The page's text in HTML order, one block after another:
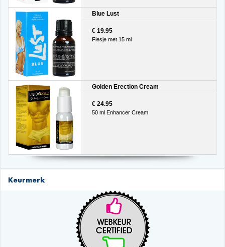
Blue Lust
€ 19.95
Flesje met 15 ml
Golden Erection Cream
€ 24.95
50 ml Enhancer Cream
Keurmerk